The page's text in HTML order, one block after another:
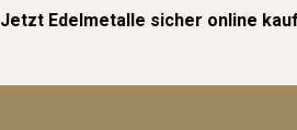
Jetzt Edelmetalle sicher online